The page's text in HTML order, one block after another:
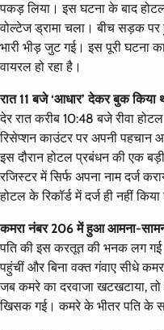
पकड़ लिया। इस घटना के बाद
वोल्टेज ड्रामा चला। बीच सड़क पर
भारी भीड़ जुट गई। इस पूरी घटना
वायरल हो रहा है।
रात 11 बजे ‘आधार’ देकर बुक किया
देर रात करीब 10:48 बजे रीवा
रिसेप्शन काउंटर पर अपनी पहचान
इस दौरान होटल प्रबंधन की एक
रजिस्टर में सिर्फ अपना नाम दर्ज
होटल के रिकॉर्ड में दर्ज ही नहीं किया
कमरा नंबर 206 में हुआ आमना-
पति की इस करतूत की भनक लग
पहुंचीं और बिना वक्त गंवाए सीधे
जब कमरे का दरवाजा खटखटाया,
खिसक गई। कमरे के भीतर पति के